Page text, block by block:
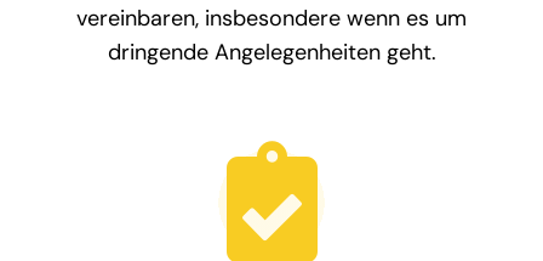
vereinbaren, insbesondere wenn es um
dringende Angelegenheiten geht.